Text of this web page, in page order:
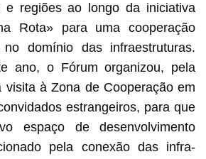
e regiões ao longo da iniciativa
Rota» para uma cooperação
domínio das infraestruturas.
ano, o Fórum organizou, pela
visita à Zona de Cooperação em
estrangeiros, para que
espaço de desenvolvimento
pela conexão das infra-